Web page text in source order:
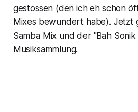
gestossen (den ich eh schon
Mixes bewundert habe). Jetzt
Samba Mix und der "Bah
Musiksammlung.